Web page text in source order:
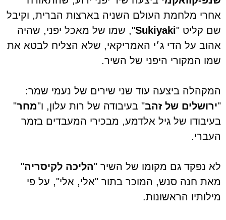
אחרי מלחמת העולם השניה בארצות הברית, וקיבל
שם קליט "Sukiyaki", שמו של מאכל יפני, שהיה
אהוב על הדי ג׳י האמריקאי, שלא הצליח לבטא את
שמו המקורי היפני של השיר.
המקהלה ביצעה עוד שני שירים של נעמי שמר:
"ירושלים של זהב" בעיבודה של רות עלון, ו"מחר"
בעיבודו של גיל אלדמע, מבכירי המעבדים בזמר
העברי.
לא נפקד גם מקומו של השיר "הליכה לקיסריה"
מאת חנה סנש, המוכר בתור "אלי, אלי", על פי
מילותיו הראשונות.